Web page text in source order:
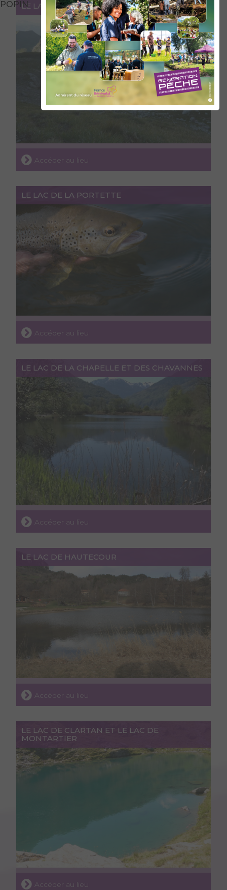
POPINLE LAC DE PRESSET
Accéder au lieu
LE LAC DE LA PORTETTE
Accéder au lieu
LE LAC DE LA CHAPELLE ET DES CHAVANNES
Accéder au lieu
LE LAC DE HAUTECOUR
Accéder au lieu
LE LAC DE CLARTAN ET LE LAC DE
MONTARTIER
Accéder au lieu